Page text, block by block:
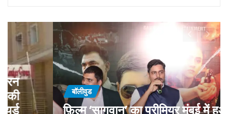
बॉलीवुड
गोवा मुख्यमंत्री डॉ. प्रमोद सावंत का ‘गोदान’
को बड़ा समर्थन; पोस्टर विमोचन कर मथुरा